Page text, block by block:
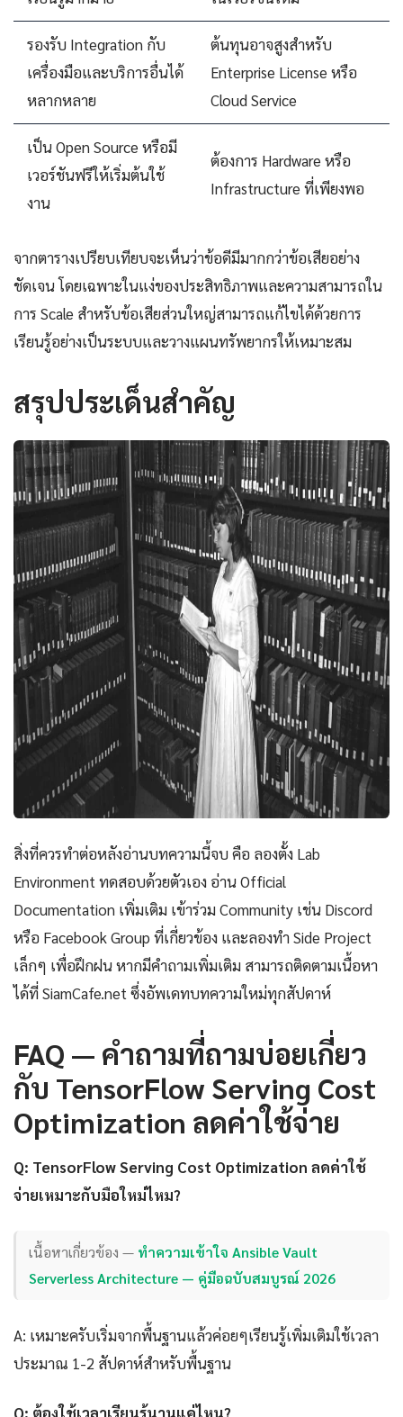
รองรับ Integration กับ
เครื่องมือและบริการอื่นได้
หลากหลาย
ต้นทุนอาจสูงสำหรับ
Enterprise License หรือ
Cloud Service
เป็น Open Source หรือมี
เวอร์ชันฟรีให้เริ่มต้นใช้
งาน
ต้องการ Hardware หรือ
Infrastructure ที่เพียงพอ
จากตารางเปรียบเทียบจะเห็นว่าข้อดีมีมากกว่าข้อเสียอย่าง
ชัดเจน โดยเฉพาะในแง่ของประสิทธิภาพและความสามารถใน
การ Scale สำหรับข้อเสียส่วนใหญ่สามารถแก้ไขได้ด้วยการ
เรียนรู้อย่างเป็นระบบและวางแผนทรัพยากรให้เหมาะสม
สรุปประเด็นสำคัญ
สิ่งที่ควรทำต่อหลังอ่านบทความนี้จบ คือ ลองตั้ง Lab
Environment ทดสอบด้วยตัวเอง อ่าน Official
Documentation เพิ่มเติม เข้าร่วม Community เช่น Discord
หรือ Facebook Group ที่เกี่ยวข้อง และลองทำ Side Project
เล็กๆ เพื่อฝึกฝน หากมีคำถามเพิ่มเติม สามารถติดตามเนื้อหา
ได้ที่ SiamCafe.net ซึ่งอัพเดทบทความใหม่ทุกสัปดาห์
FAQ — คำถามที่ถามบ่อยเกี่ยว
กับ TensorFlow Serving Cost
Optimization ลดค่าใช้จ่าย
Q: TensorFlow Serving Cost Optimization ลดค่าใช้
จ่ายเหมาะกับมือใหม่ไหม?
เนื้อหาเกี่ยวข้อง — ทำความเข้าใจ Ansible Vault
Serverless Architecture — คู่มือฉบับสมบูรณ์ 2026
A: เหมาะครับเริ่มจากพื้นฐานแล้วค่อยๆเรียนรู้เพิ่มเติมใช้เวลา
ประมาณ 1-2 สัปดาห์สำหรับพื้นฐาน
Q: ต้องใช้เวลาเรียนรู้นานแค่ไหน?